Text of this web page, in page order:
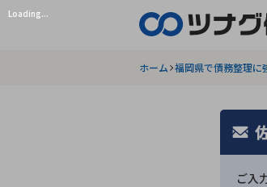
ホーム 福岡県で債務整理に
ご入
Loading...